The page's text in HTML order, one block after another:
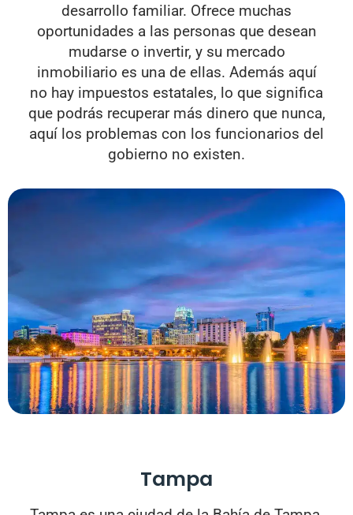
desarrollo familiar. Ofrece muchas
oportunidades a las personas que desean
mudarse o invertir, y su mercado
inmobiliario es una de ellas. Además aquí
no hay impuestos estatales, lo que significa
que podrás recuperar más dinero que nunca,
aquí los problemas con los funcionarios del
gobierno no existen.
Tampa